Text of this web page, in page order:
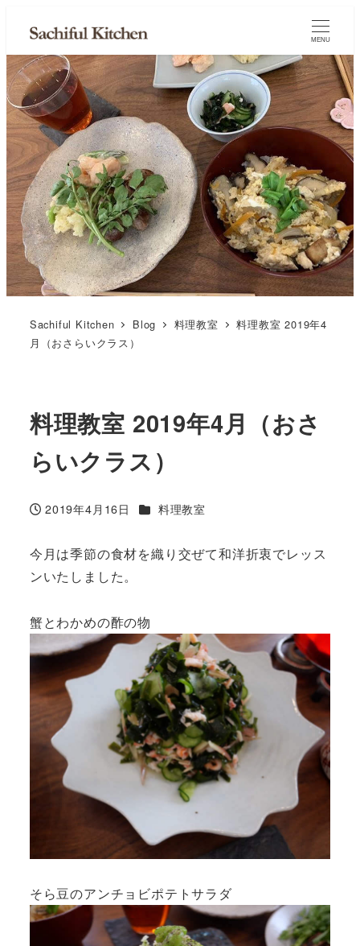
MENU
Sachiful Kitchen Blog 料理教室
料理教室 2019年4
月（おさらいクラス）
料理教室 2019年4月（おさ
らいクラス）
投稿日
2019年4月16日 カテゴリー
料理教室
今月は季節の食材を織り交ぜて和洋折衷でレッス
ンいたしました。
蟹とわかめの酢の物
そら豆のアンチョビポテトサラダ